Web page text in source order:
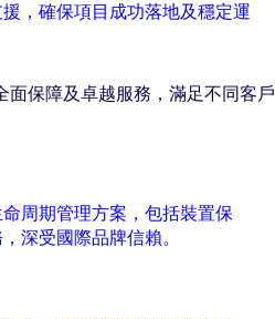
，確保項目成功落地及穩定運
面保障及卓越服務，滿足不同客戶
周期管理方案，包括裝置保
深受國際品牌信賴。